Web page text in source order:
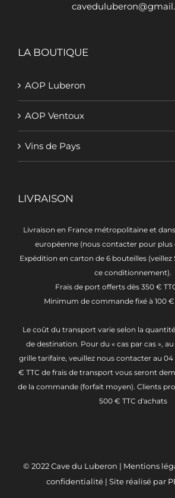
LA BOUTIQUE
AOP Luberon
AOP Ventoux
Vins de Pays
LIVRAISON
Livraison en France métropolitaine et dans
européenne (nous contacter pour plus
Expédition en carton de 6 bouteilles (veillez
ce conditionnement).
Frais de port offerts dès 350 €
Minimum de commande fixé à 100 €
Le coût du transport varie selon la
de destination. Pour du « cas par cas »,
grille tarifaire, veuillez nous contacter au 04
€ TTC de frais de transport vous seront
de la commande (forfait moyen). Clients
500 € TTC d'achats
© 2022Cave du Luberon | Mentions
confidentialité | Site réalisé par